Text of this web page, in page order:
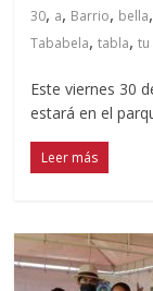
30, a, Barrio, bella,
Tababela,tabla,tu
Este viernes 30
estará en el
Leer más